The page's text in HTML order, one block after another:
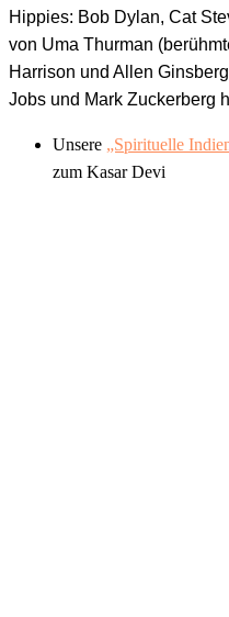
Hippies: Bob Dylan, Cat
von Uma Thurman
Harrison und Allen
Jobs und Mark Zuckerberg
Unsere „Spirituelle
zum Kasar Devi